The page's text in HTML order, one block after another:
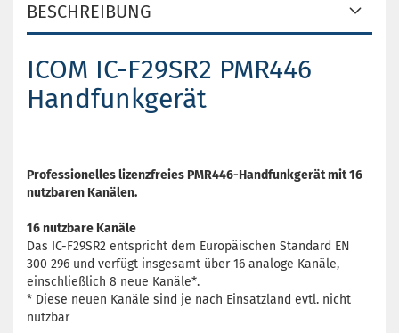
BESCHREIBUNG
ICOM IC-F29SR2 PMR446
Handfunkgerät
Professionelles lizenzfreies PMR446-Handfunkgerät mit 16
nutzbaren Kanälen.
16 nutzbare Kanäle
Das IC-F29SR2 entspricht dem Europäischen Standard EN
300 296 und verfügt insgesamt über 16 analoge Kanäle,
einschließlich 8 neue Kanäle*.
* Diese neuen Kanäle sind je nach Einsatzland evtl. nicht
nutzbar